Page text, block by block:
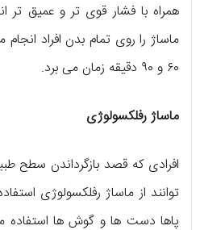
همراه با فشار قوی تر و عمیق تر
ماساژ را روی تمام بدن افراد
۶۰ و ۹۰ دقیقه زمان می برد.
ماساژ رفلکسولوژی
افرادی که قصد بازگرداندن سطح
توانند از ماساژ رفلکسولوژی
پاها دست ها و گوش ها استفاده